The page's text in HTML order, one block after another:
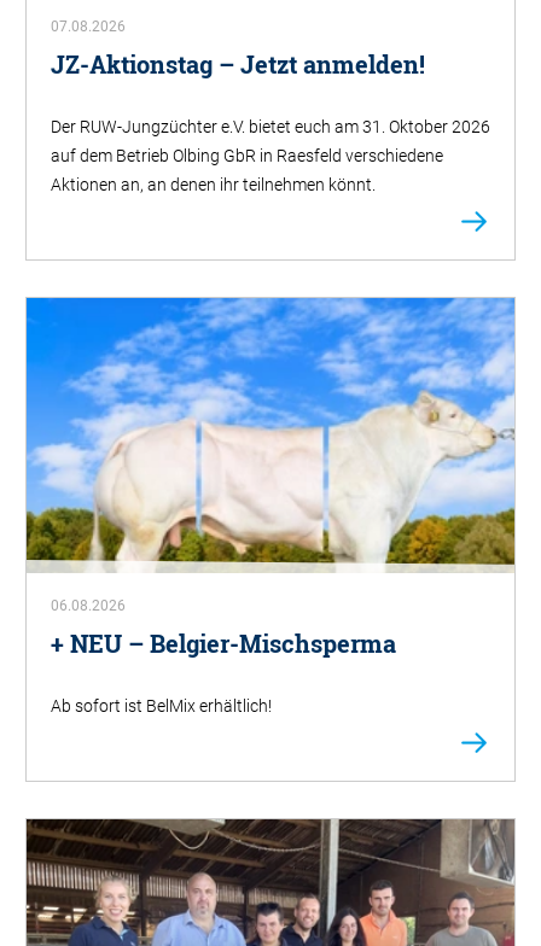
07.08.2026
JZ-Aktionstag – Jetzt anmelden!
Der RUW-Jungzüchter e.V. bietet euch am 31. Oktober 2026
auf dem Betrieb Olbing GbR in Raesfeld verschiedene
Aktionen an, an denen ihr teilnehmen könnt.
06.08.2026
+ NEU – Belgier-Mischsperma
Ab sofort ist BelMix erhältlich!